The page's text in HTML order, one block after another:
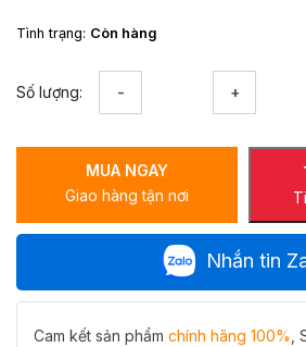
Tình trạng: Còn hàng
Số lượng:
PJF-
301-
H1
lượng
MUA NGAY
Giao hàng tận nơi
Nhắn tin
Cam kết sản phẩm chính hãng 100%